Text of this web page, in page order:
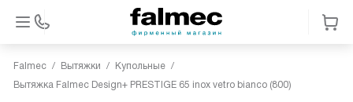
Falmec Вытяжки
Купольные
Вытяжка Falmec Design+ PRESTIGE 65 inox vetro bianco (800)